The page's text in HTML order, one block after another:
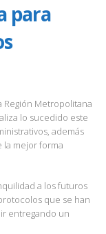
para
Región Metropolitana
lo sucedido este
además
la mejor forma
a los futuros
que se han
entregando un